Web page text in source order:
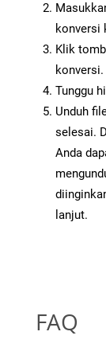
konversi
Klik
konversi.
Tunggu
Unduh
selesai.
Anda
lanjut.
FAQ